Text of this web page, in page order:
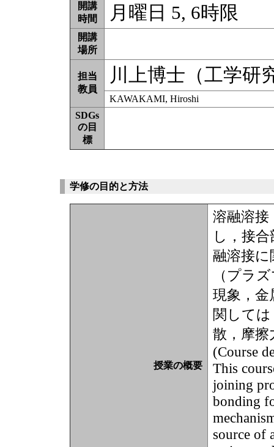
開講
時間
月曜日 5, 6時限
開講
場所
担当
教員
川上博士（工学研
KAWAKAMI, Hiroshi
SDGs
の目
標
学修の目的と方法
授業の概要
溶融溶接
し，接
融溶接
（プラ
現象，金
関して
散，摩擦
(Course
This
joining
bonding
source of